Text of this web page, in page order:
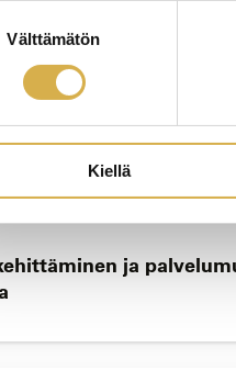
Välttämätön
Kiellä
tuotantotekniikan
ja